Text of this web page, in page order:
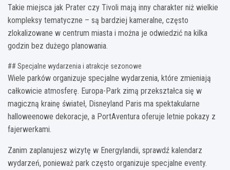
Takie miejsca jak Prater czy Tivoli mają inny charakter niż wielkie
kompleksy tematyczne – są bardziej kameralne, często
zlokalizowane w centrum miasta i można je odwiedzić na kilka
godzin bez dużego planowania.
## Specjalne wydarzenia i atrakcje sezonowe
Wiele parków organizuje specjalne wydarzenia, które zmieniają
całkowicie atmosferę. Europa-Park zimą przekształca się w
magiczną krainę świateł, Disneyland Paris ma spektakularne
halloweenowe dekoracje, a PortAventura oferuje letnie pokazy z
fajerwerkami.
Zanim zaplanujesz wizytę w Energylandii, sprawdź kalendarz
wydarzeń, ponieważ park często organizuje specjalne eventy.